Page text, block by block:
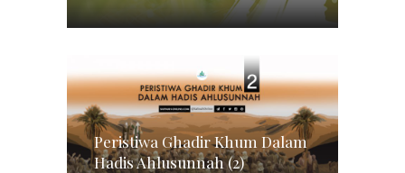
Peristiwa Ghadir Khum Dalam
Hadis Ahlusunnah (2)